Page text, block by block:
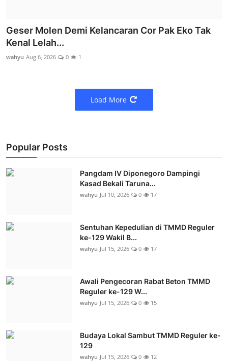
Geser Molen Demi Kelancaran Cor Pak Eko Tak
Kenal Lelah...
wahyu Aug 6, 2026 0 1
Load More
Popular Posts
Pangdam IV Diponegoro Dampingi
Kasad Bekali Taruna...
wahyu Jul 10, 2026 0 17
Sentuhan Kepedulian di TMMD Reguler
ke-129 Wakil B...
wahyu Jul 15, 2026 0 17
Awali Pengecoran Rabat Beton TMMD
Reguler ke-129 W...
wahyu Jul 15, 2026 0 15
Budaya Lokal Sambut TMMD Reguler ke-
129
wahyu Jul 15, 2026 0 12